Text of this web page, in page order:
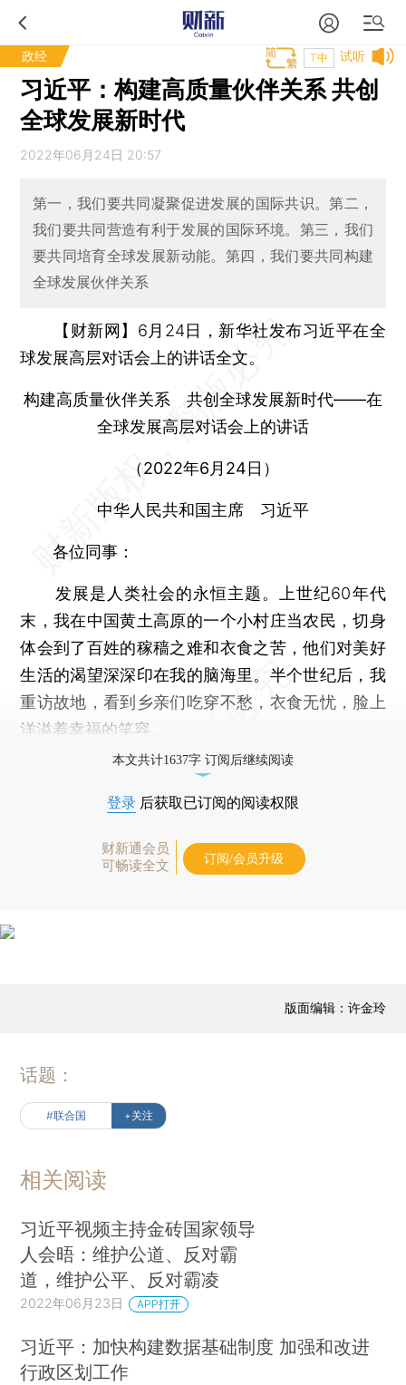
政经 试听
T中
习近平：构建高质量伙伴关系 共创
全球发展新时代
2022年06月24日 20:57
第一，我们要共同凝聚促进发展的国际共识。第二，
我们要共同营造有利于发展的国际环境。第三，我们
要共同培育全球发展新动能。第四，我们要共同构建
全球发展伙伴关系
【财新网】 6月24日，新华社发布习近平在全
球发展高层对话会上的讲话全文。
构建高质量伙伴关系 共创全球发展新时代——在
全球发展高层对话会上的讲话
（2022年6月24日）
中华人民共和国主席 习近平
各位同事：
发展是人类社会的永恒主题。上世纪60年代
末，我在中国黄土高原的一个小村庄当农民，切身
体会到了百姓的稼穑之难和衣食之苦，他们对美好
生活的渴望深深印在我的脑海里。半个世纪后，我
重访故地，看到乡亲们吃穿不愁，衣食无忧，脸上
洋溢着幸福的笑容。
本文共计1637字 订阅后继续阅读
登录 后获取已订阅的阅读权限
财新通会员
可畅读全文
订阅/会员升级
版面编辑：许金玲
话题：
#联合国 +关注
相关阅读
习近平视频主持金砖国家领导
人会晤：维护公道、反对霸
道，维护公平、反对霸凌
2022年06月23日 APP打开
习近平：加快构建数据基础制度 加强和改进
行政区划工作